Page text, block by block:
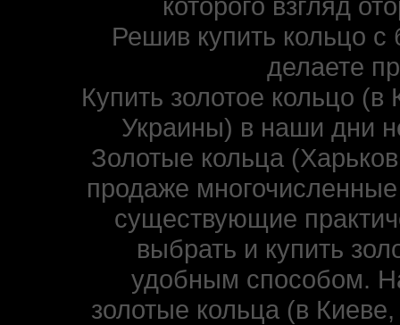
Решив купить кольцо
делаете
Купить золотое кольцо
Украины) в наши дни
Золотые кольца
продаже
существующие
выбрать и купить
удобным способом.
золотые кольца (в